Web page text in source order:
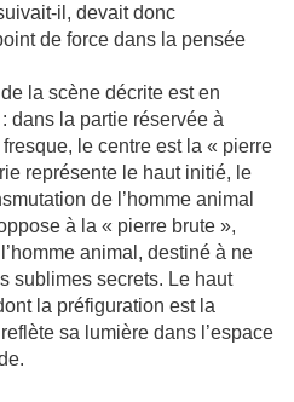
il, devait donc
de force dans la pensée
la scène décrite est en
dans la partie réservée à
fresque, le centre est la « pierre
représente le haut initié, le
de l’homme animal
à la « pierre brute »,
animal, destiné à ne
sublimes secrets. Le haut
la préfiguration est la
sa lumière dans l’espace